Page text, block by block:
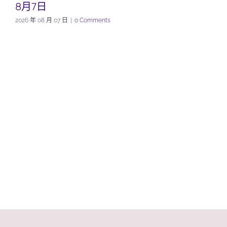
8月7日
2026 年 08 月 07 日 | 0 Comments